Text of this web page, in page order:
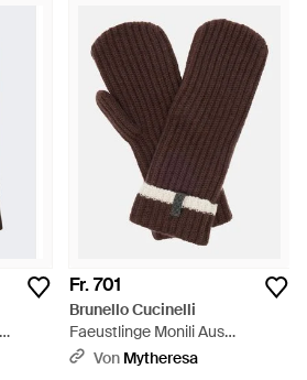
Fr. 701
Brunello Cucinelli
Faeustlinge Monili Aus
Kaschmir - Braun
Von Mytheresa